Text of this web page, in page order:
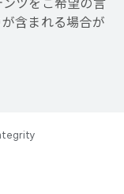
ツをご希望の言
含まれる場合が